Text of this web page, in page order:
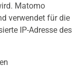
Matomo
verwendet für die
IP-Adresse des